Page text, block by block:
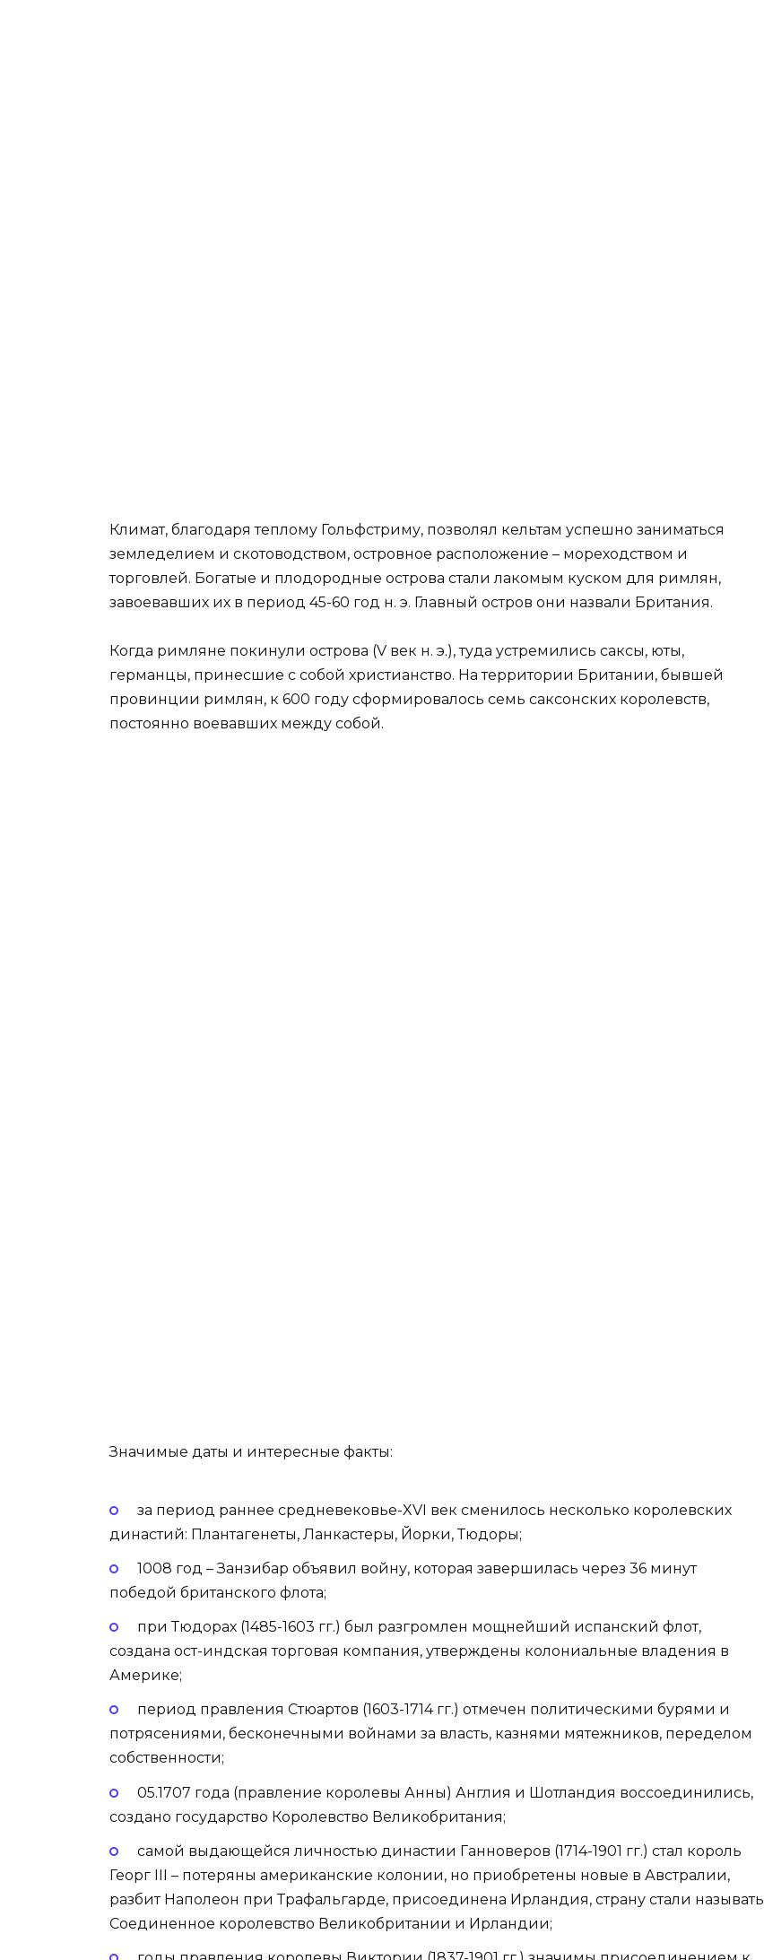
Климат, благодаря теплому Гольфстриму, позволял кельтам успешно заниматься
земледелием и скотоводством, островное расположение – мореходством и
торговлей. Богатые и плодородные острова стали лакомым куском для римлян,
завоевавших их в период 45-60 год н. э. Главный остров они назвали Британия.
Когда римляне покинули острова (V век н. э.), туда устремились саксы, юты,
германцы, принесшие с собой христианство. На территории Британии, бывшей
провинции римлян, к 600 году сформировалось семь саксонских королевств,
постоянно воевавших между собой.
Значимые даты и интересные факты:
за период раннее средневековье-XVI век сменилось несколько королевских
династий: Плантагенеты, Ланкастеры, Йорки, Тюдоры;
1008 год – Занзибар объявил войну, которая завершилась через 36 минут
победой британского флота;
при Тюдорах (1485-1603 гг.) был разгромлен мощнейший испанский флот,
создана ост-индская торговая компания, утверждены колониальные владения в
Америке;
период правления Стюартов (1603-1714 гг.) отмечен политическими бурями и
потрясениями, бесконечными войнами за власть, казнями мятежников, переделом
собственности;
05.1707 года (правление королевы Анны) Англия и Шотландия воссоединились,
создано государство Королевство Великобритания;
самой выдающейся личностью династии Ганноверов (1714-1901 гг.) стал король
Георг III – потеряны американские колонии, но приобретены новые в Австралии,
разбит Наполеон при Трафальгарде, присоединена Ирландия, страну стали называть
Соединенное королевство Великобритании и Ирландии;